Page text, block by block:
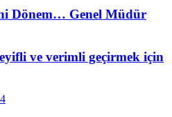
Dönem… Genel Müdür
ve verimli geçirmek için